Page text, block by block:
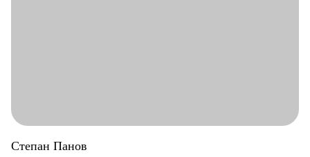
Степан Панов